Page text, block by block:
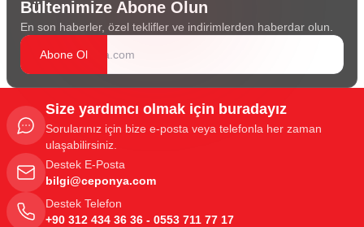
Bültenimize Abone Olun
En son haberler, özel teklifler ve indirimlerden haberdar olun.
Abone Ol
Size yardımcı olmak için buradayız
Sorularınız için bize e-posta veya telefonla her zaman
ulaşabilirsiniz.
Destek E-Posta
bilgi@ceponya.com
Destek Telefon
+90 312 434 36 36 - 0553 711 77 17